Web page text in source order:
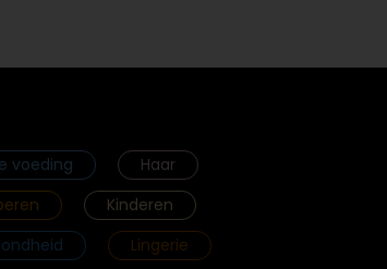
voeding
Haar
Kinderen
Lingerie